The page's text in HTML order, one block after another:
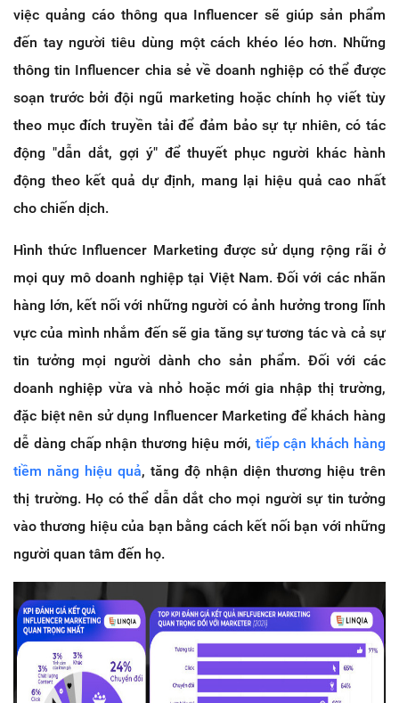
việc quảng cáo thông qua Influencer sẽ giúp sản phẩm
đến tay người tiêu dùng một cách khéo léo hơn. Những
thông tin Influencer chia sẻ về doanh nghiệp có thể được
soạn trước bởi đội ngũ marketing hoặc chính họ viết tùy
theo mục đích truyền tải để đảm bảo sự tự nhiên, có tác
động "dẫn dắt, gợi ý" để thuyết phục người khác hành
động theo kết quả dự định, mang lại hiệu quả cao nhất
cho chiến dịch.
Hình thức Influencer Marketing được sử dụng rộng rãi ở
mọi quy mô doanh nghiệp tại Việt Nam. Đối với các nhãn
hàng lớn, kết nối với những người có ảnh hưởng trong lĩnh
vực của mình nhắm đến sẽ gia tăng sự tương tác và cả sự
tin tưởng mọi người dành cho sản phẩm. Đối với các
doanh nghiệp vừa và nhỏ hoặc mới gia nhập thị trường,
đặc biệt nên sử dụng Influencer Marketing để khách hàng
dễ dàng chấp nhận thương hiệu mới, tiếp cận khách hàng
tiềm năng hiệu quả, tăng độ nhận diện thương hiệu trên
thị trường. Họ có thể dẫn dắt cho mọi người sự tin tưởng
vào thương hiệu của bạn bằng cách kết nối bạn với những
người quan tâm đến họ.